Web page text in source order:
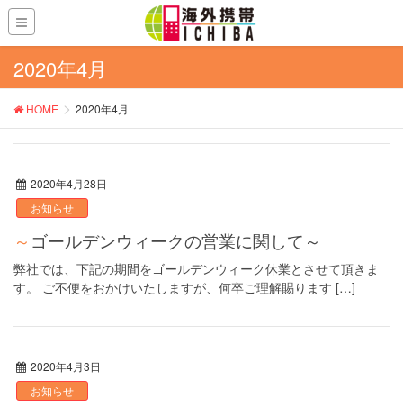
2020年4月
HOME 2020年4月
2020年4月28日
お知らせ
～ゴールデンウィークの営業に関して～
弊社では、下記の期間をゴールデンウィーク休業とさせて頂きま
す。 ご不便をおかけいたしますが、何卒ご理解賜ります […]
2020年4月3日
お知らせ